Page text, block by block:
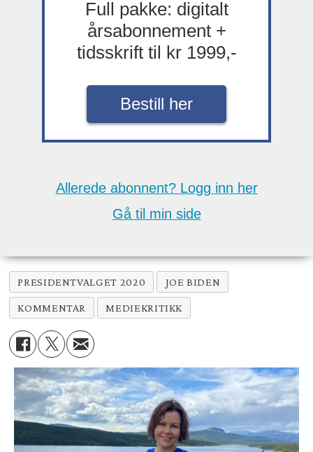
Full pakke: digitalt
årsabonnement +
tidsskrift til kr 1999,-
Bestill her
Allerede abonnent? Logg inn her
Gå til min side
PRESIDENTVALGET 2020 JOE BIDEN
KOMMENTAR MEDIEKRITIKK